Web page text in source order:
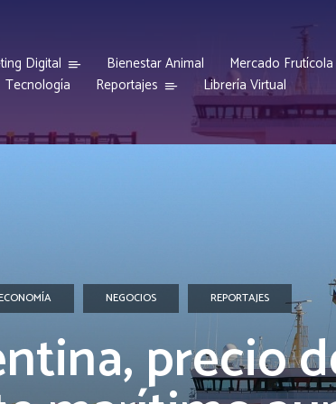
Digital Bienestar Animal
Mercado Frutícola
Tecnología Reportajes Librería Virtual
NEGOCIOS REPORTAJES
precio